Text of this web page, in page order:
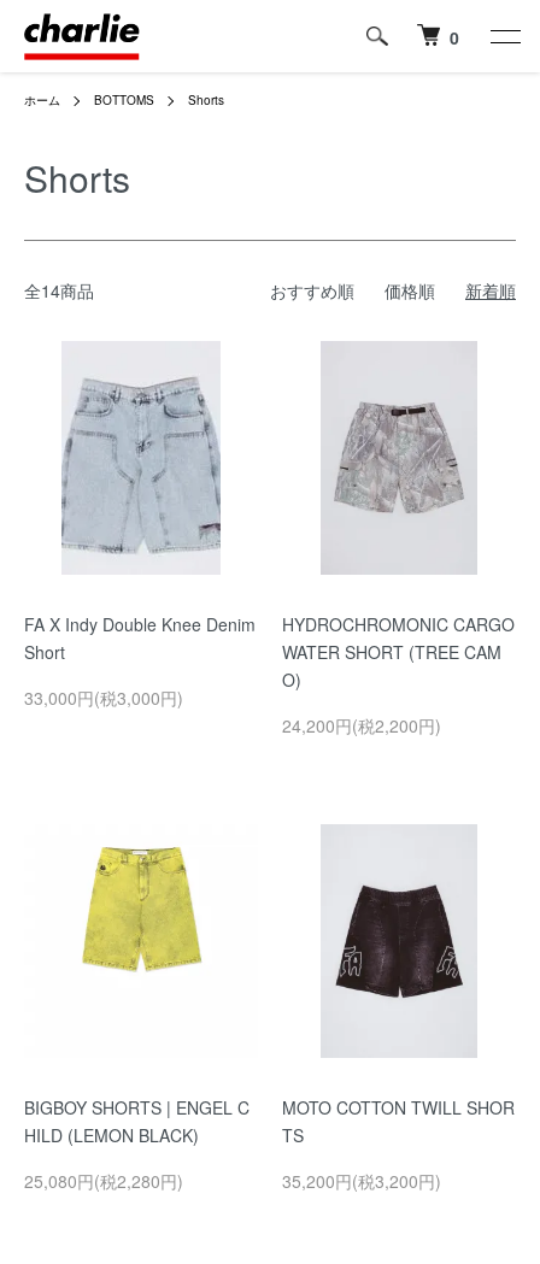
0
ホーム BOTTOMS Shorts
Shorts
全14商品 おすすめ順 価格順 新着順
FA X Indy Double Knee Denim
Short
33,000円(税3,000円)
HYDROCHROMONIC CARGO
WATER SHORT (TREE CAM
O)
24,200円(税2,200円)
BIGBOY SHORTS | ENGEL C
HILD (LEMON BLACK)
25,080円(税2,280円)
MOTO COTTON TWILL SHOR
TS
35,200円(税3,200円)